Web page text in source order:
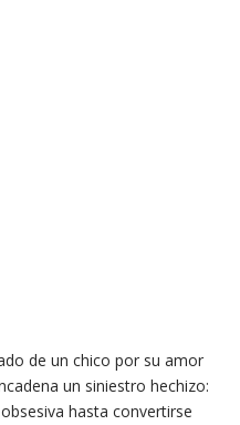
de un chico por su amor
un siniestro hechizo:
hasta convertirse